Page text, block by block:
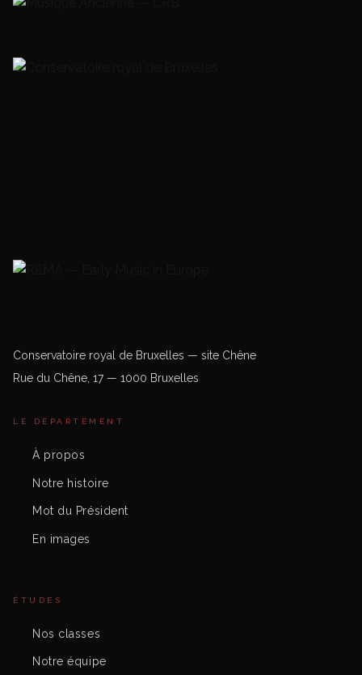
Conservatoire royal de Bruxelles — site Chêne
Rue du Chêne, 17 — 1000 Bruxelles
LE DÉPARTEMENT
À propos
Notre histoire
Mot du Président
En images
ÉTUDES
Nos classes
Notre équipe